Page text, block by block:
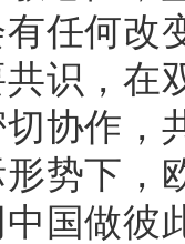
任何改
识，在
协作，
势下，
国做彼